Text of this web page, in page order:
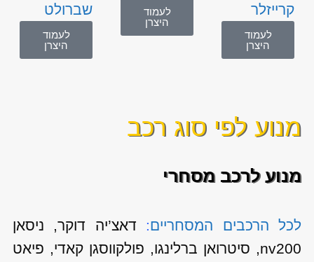
קרייזלר
לעמוד
היצרן
לעמוד
היצרן
שברולט
לעמוד
היצרן
מנוע לפי סוג רכב
מנוע לרכב מסחרי
לכל הרכבים המסחריים:דאצ’יה דוקר, ניסאן
nv200, סיטרואן ברלינגו, פולקווסגן קאדי, פיאט